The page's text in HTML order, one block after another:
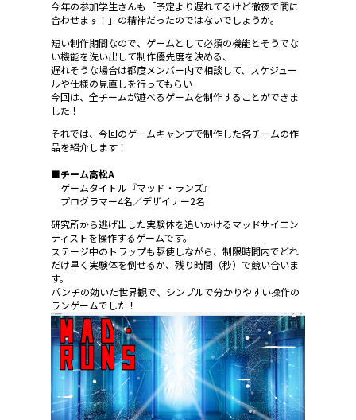
今年の参加学生さんも「予定より遅れてるけど徹夜で間に
合わせます！」の精神だったのではないでしょうか。
短い制作期間なので、ゲームとして必須の機能とそうでな
い機能を洗い出して制作優先度を決める、
遅れそうな場合は都度メンバー内で相談して、スケジュー
ルや仕様の見直しを行ってもらい
今回は、全チームが遊べるゲームを制作することができま
した！
それでは、今回のゲームキャンプで制作した各チームの作
品を紹介します！
■チーム高松A
ゲームタイトル『マッド・ランズ』
プログラマー4名／デザイナー2名
研究所から逃げ出した実験体を追いかけるマッドサイエン
ティストを操作するゲームです。
ステージ中のトラップも駆使しながら、制限時間内でどれ
だけ早く実験体を倒せるか、残り時間（秒）で競い合いま
す。
パンチの効いた世界観で、シンプルで分かりやすい操作の
ランゲームでした！